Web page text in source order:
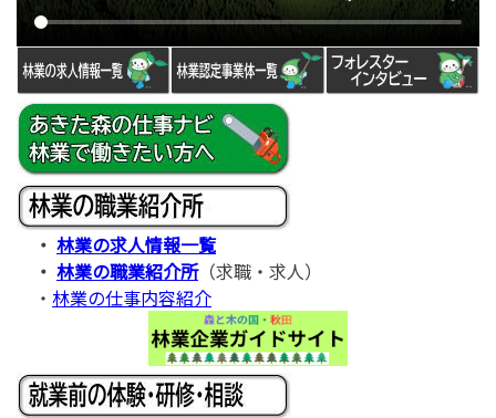
・ 林業の求人情報一覧
・ 林業の職業紹介所（求職・求人）
・ 林業の仕事内容紹介